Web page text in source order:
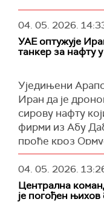
тампон-зона, и
неизбежно
саопштењу.
Изјава лидера
тренутку када
наређење за
Либана,
кршења
Хезболаха".
(Танјуг )
04. 05. 2026.
УАЕ оптужује
танкер за нафту
Уједињени
Иран да је
сирову нафту
фирми из Абу
прође кроз
"УАЕ су
заустави ове
своју пуну
свих
04. 05. 2026.
Централна
је погођен